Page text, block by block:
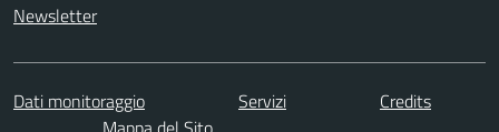
Newsletter
Dati monitoraggio Servizi
Credits